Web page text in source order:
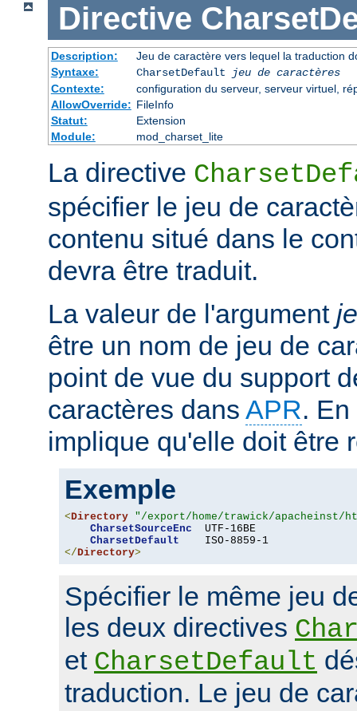
Directive
Description:
Jeu de caractère vers lequel la traduction
Syntaxe:
CharsetDefault
jeu de caractères
Contexte:
configuration du serveur, serveur virtuel,
AllowOverride: FileInfo
Statut:
Extension
Module:
mod_charset_lite
La directive
spécifier le jeu de
contenu situé dans le
devra être traduit.
La valeur de l'argument
être un nom de jeu de
point de vue du support
caractères dans APR.
implique qu'elle doit être
Exemple
<Directory "/export/home/trawick/apacheinst/
CharsetSourceEnc
  UTF-16BE
CharsetDefault
</Directory>
Spécifier le même jeu
les deux directives
et CharsetDefault
traduction. Le jeu de